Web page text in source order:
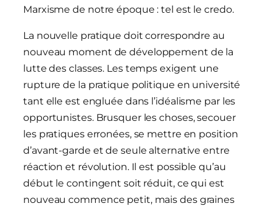
Marxisme de notre époque : tel est le credo.
La nouvelle pratique doit correspondre au
nouveau moment de développement de la
lutte des classes. Les temps exigent une
rupture de la pratique politique en université
tant elle est engluée dans l’idéalisme par les
opportunistes. Brusquer les choses, secouer
les pratiques erronées, se mettre en position
d’avant-garde et de seule alternative entre
réaction et révolution. Il est possible qu’au
début le contingent soit réduit, ce qui est
nouveau commence petit, mais des graines